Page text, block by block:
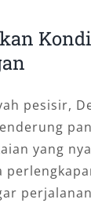
pesisir,
yang